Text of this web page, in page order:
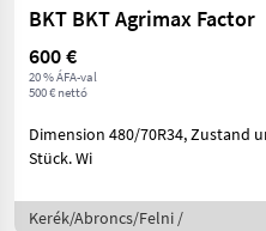
BKT BKT Agrimax Factor
600 €
20 % ÁFA-val
500 € nettó
Dimension 480/70R34, Zustand
Stück. Wi
Kerék/Abroncs/Felni /